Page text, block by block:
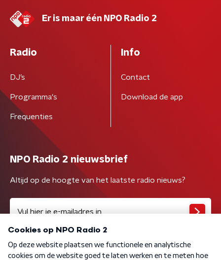
Er is maar één NPO Radio 2
Radio
DJ’s
Programma's
Frequenties
Info
Contact
Download de app
NPO Radio 2 nieuwsbrief
Altijd op de hoogte van het laatste radio nieuws?